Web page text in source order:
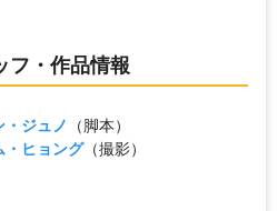
フ・作品情報
・ジュノ （脚本）
・ヒョング（撮影）